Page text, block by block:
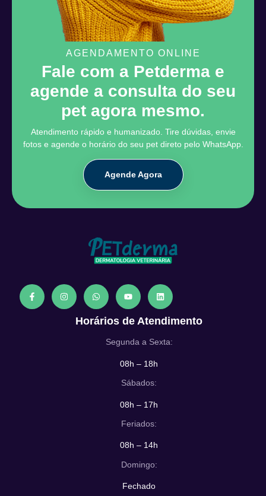
AGENDAMENTO ONLINE
Fale com a Petderma e
agende a consulta do seu
pet agora mesmo.
Atendimento rápido e humanizado. Tire dúvidas, envie
fotos e agende o horário do seu pet direto pelo WhatsApp.
Agende Agora
Horários de Atendimento
Segunda a Sexta:
08h – 18h
Sábados:
08h – 17h
Feriados:
08h – 14h
Domingo:
Fechado